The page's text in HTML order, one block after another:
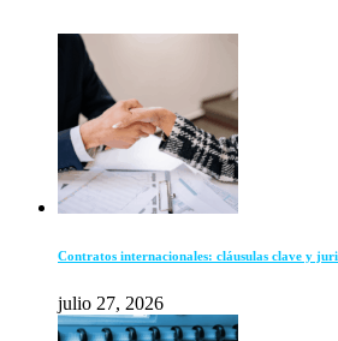
Contratos internacionales: cláusulas clave y
julio 27, 2026